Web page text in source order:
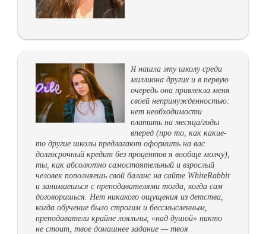
Я нашла эту школу среди
миллиона других и в первую
очередь она привлекла меня
своей непринужденностью:
нет необходимости
платить на месяца/годы
вперед (про то, как какие-
то другие школы предлагают оформить на вас
долгосрочный кредит без процентов я вообще молчу),
ты, как абсолютно самостоятельный и взрослый
человек пополняешь свой баланс на сайте WhiteRabbit
и занимаешься с преподавателями тогда, когда сам
договоришься. Нет никакого ощущения из детства,
когда обучение было строгим и бессмысленным,
преподаватели крайне лояльны, «над душой» никто
не стоит, твое домашнее задание — твоя